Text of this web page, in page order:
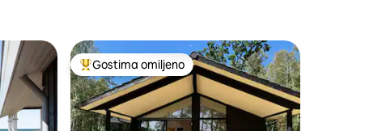
Najuspešniji među gostima omiljenim
Gostima omiljeno